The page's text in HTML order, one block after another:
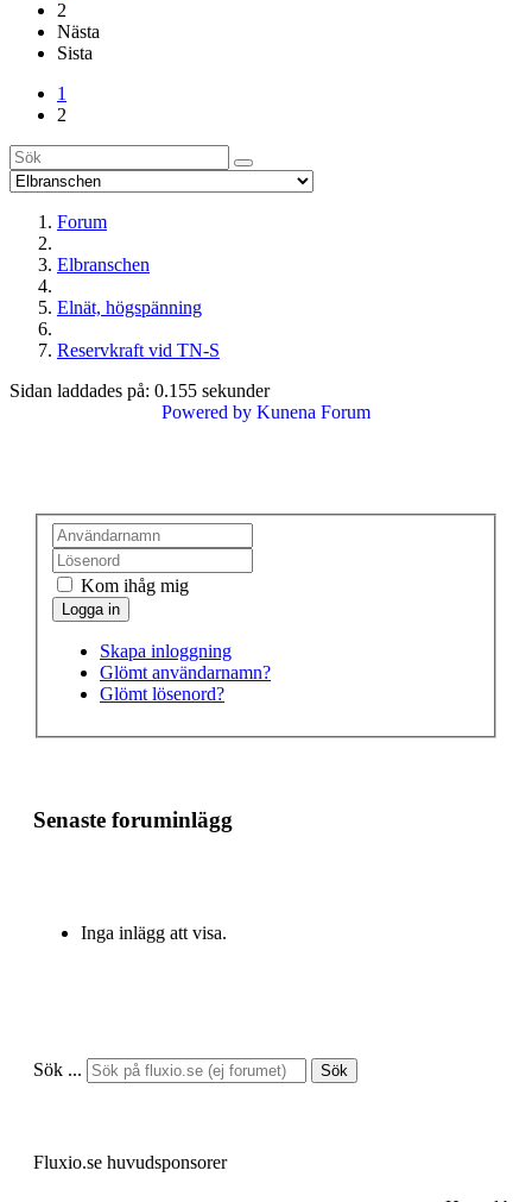
2
Nästa
Sista
1
2
Forum
Elbranschen
Elnät, högspänning
Reservkraft vid TN-S
Sidan laddades på: 0.155 sekunder
Powered by Kunena Forum
Kom ihåg mig
Skapa inloggning
Glömt användarnamn?
Glömt lösenord?
Senaste foruminlägg
Inga inlägg att visa.
Sök ... Sök
Fluxio.se huvudsponsorer